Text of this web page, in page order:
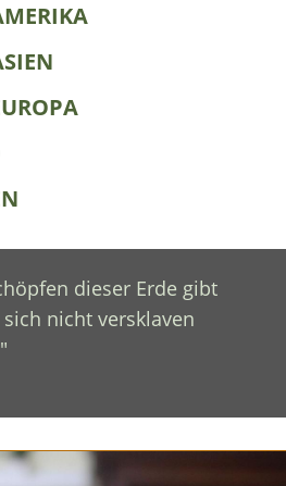
dieser Erde gibt
nicht versklaven